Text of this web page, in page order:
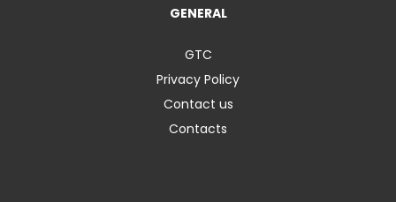
GENERAL
GTC
Privacy Policy
Contact us
Contacts